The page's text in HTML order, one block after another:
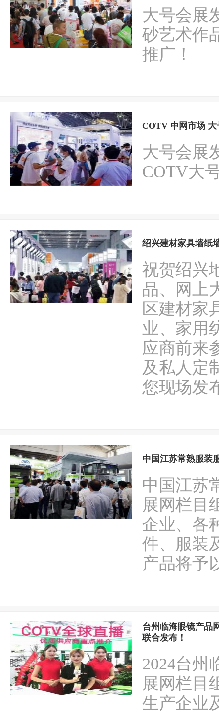
大号会展
砂艺术作
推广！
COTV 中网市场
大号会展
COTV大
绍兴建材家具墙纸
祝贺绍兴
品、网上
区建材家
业、家用
应商前来
及私人定
您现场发
中国江苏常熟服装
中国江苏
展网栏目
企业、各
件、服装
产品将予
台州临海眼镜产品
联合发布！
2024台州
展网栏目
生产企业